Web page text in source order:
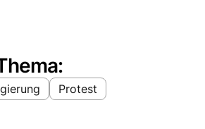
Protest